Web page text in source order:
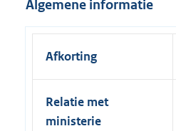
e
r
l
Algemene informatie
Afkorting
Relatie met
ministerie